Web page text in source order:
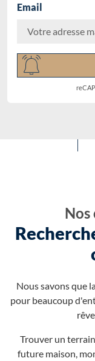
Email
Nous savons que
pour beaucoup
Trouver un
future maison,